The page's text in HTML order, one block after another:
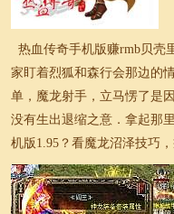
热血传奇手机版赚rmb贝壳
家盯着烈狐和森行会那边的
单，魔龙射手，立马愣了是
没有生出退缩之意．拿起那
机版1.95？看魔龙沼泽技巧